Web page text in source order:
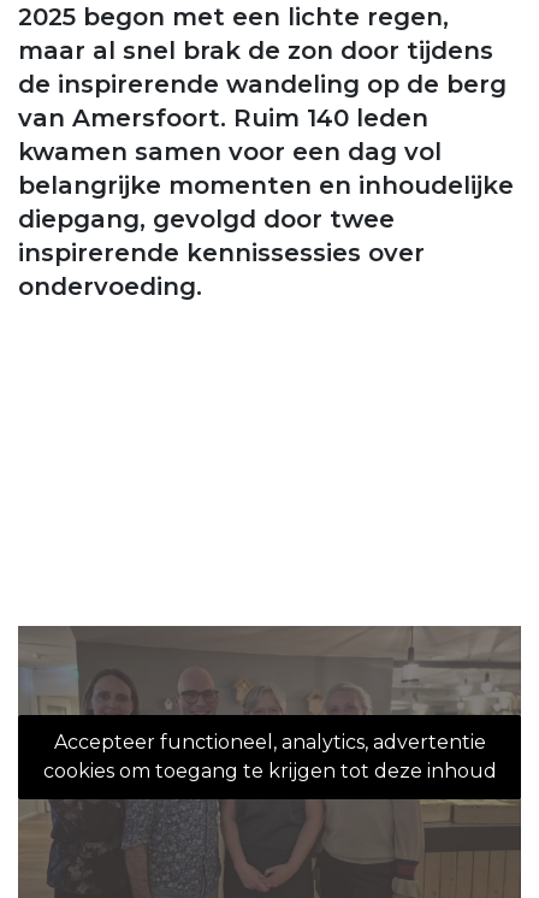
2025 begon met een lichte regen,
maar al snel brak de zon door tijdens
de inspirerende wandeling op de berg
van Amersfoort. Ruim 140 leden
kwamen samen voor een dag vol
belangrijke momenten en inhoudelijke
diepgang, gevolgd door twee
inspirerende kennissessies over
ondervoeding.
Accepteer functioneel, analytics, advertentie
cookies om toegang te krijgen tot deze inhoud